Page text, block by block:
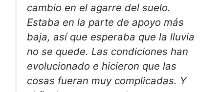
cambio en el agarre del suelo.
Estaba en la parte de apoyo más
baja, así que esperaba que la lluvia
no se quede. Las condiciones han
evolucionado e hicieron que las
cosas fueran muy complicadas. Y